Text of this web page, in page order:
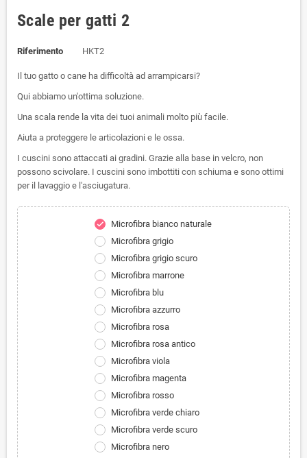
Scale per gatti 2
Riferimento HKT2
Il tuo gatto o cane ha difficoltà ad arrampicarsi?
Qui abbiamo un'ottima soluzione.
Una scala rende la vita dei tuoi animali molto più facile.
Aiuta a proteggere le articolazioni e le ossa.
I cuscini sono attaccati ai gradini. Grazie alla base in velcro, non
possono scivolare. I cuscini sono imbottiti con schiuma e sono ottimi
per il lavaggio e l'asciugatura.
check
Microfibra bianco naturale
Microfibra grigio
Microfibra grigio scuro
Microfibra marrone
Microfibra blu
Microfibra azzurro
Microfibra rosa
Microfibra rosa antico
Microfibra viola
Microfibra magenta
Microfibra rosso
Microfibra verde chiaro
Microfibra verde scuro
Microfibra nero